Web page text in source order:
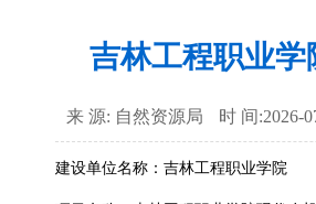
吉林工程职业
来 源: 自然资源局 时 间:2026-
建设单位名称：吉林工程职业学院